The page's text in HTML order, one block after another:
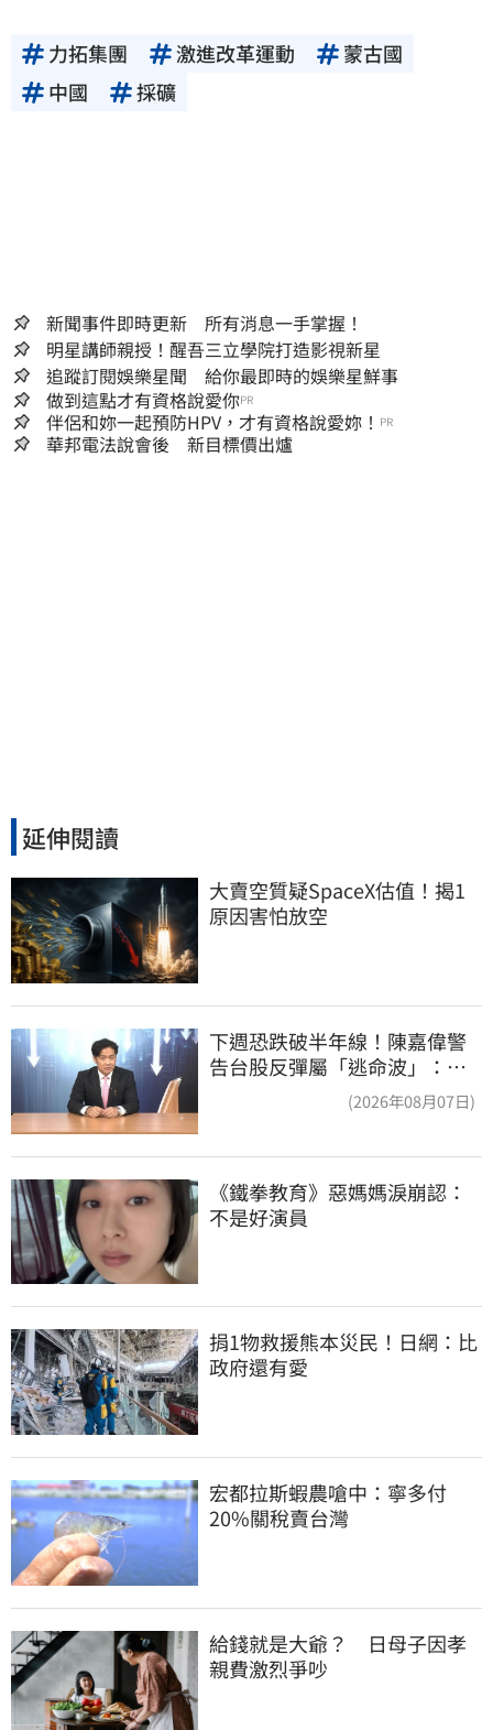
力拓集團 激進改革運動
蒙古國
中國
採礦
新聞事件即時更新 所有消息一手掌握！
明星講師親授！醒吾三立學院打造影視新星
追蹤訂閱娛樂星聞 給你最即時的娛樂星鮮事
做到這點才有資格說愛你PR
伴侶和妳一起預防HPV，才有資格說愛妳！ PR
華邦電法說會後 新目標價出爐
延伸閱讀
大賣空質疑SpaceX估值！揭1
原因害怕放空
下週恐跌破半年線！陳嘉偉警
告台股反彈屬「逃命波」：空
(2026年08月07日)
《鐵拳教育》惡媽媽淚崩認：
不是好演員
捐1物救援熊本災民！日網：比
政府還有愛
宏都拉斯蝦農嗆中：寧多付
20%關稅賣台灣
給錢就是大爺？　日母子因孝
親費激烈爭吵